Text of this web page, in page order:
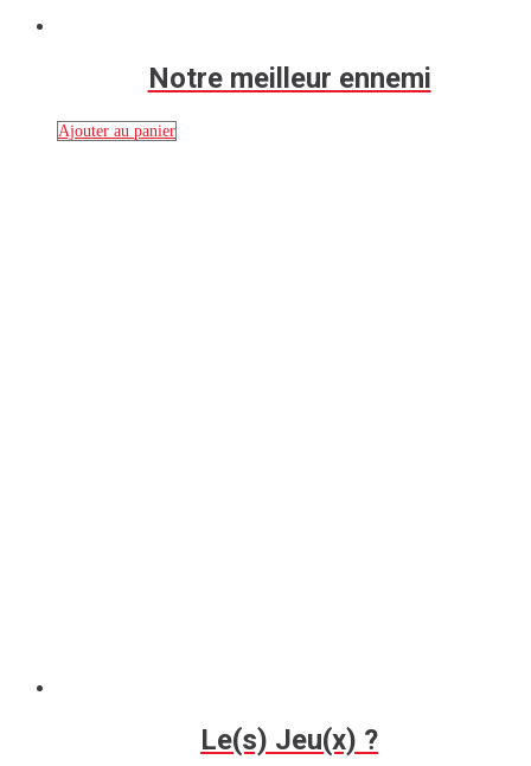
Notre meilleur ennemi
Ajouter au panier
Le(s) Jeu(x) ?